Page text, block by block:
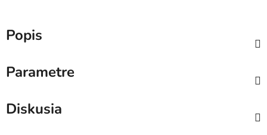
Popis
Parametre
Diskusia